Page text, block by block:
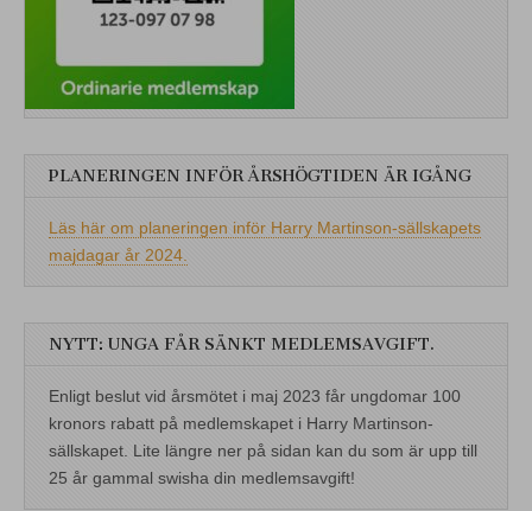
PLANERINGEN INFÖR ÅRSHÖGTIDEN ÄR IGÅNG
Läs här om planeringen inför Harry Martinson-sällskapets
majdagar år 2024.
NYTT: UNGA FÅR SÄNKT MEDLEMSAVGIFT.
Enligt beslut vid årsmötet i maj 2023 får ungdomar 100
kronors rabatt på medlemskapet i Harry Martinson-
sällskapet. Lite längre ner på sidan kan du som är upp till
25 år gammal swisha din medlemsavgift!